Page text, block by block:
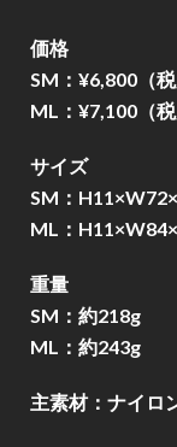
価格
SM：¥6,800（
ML：¥7,100（
サイズ
SM：
ML：
重量
SM：約218g
ML：約243g
主素材：ナイロ